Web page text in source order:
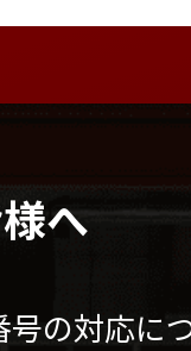
へ
の対応に